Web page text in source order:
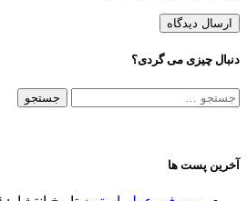
دنبال چیزی می گردی؟
جستجو
آخرین پست ها